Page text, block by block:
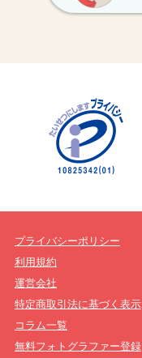
プライバシーポリシー
利用規約
運営会社
特定商取引法に基づく表示
コラム一覧
無料フォトグラファー登録